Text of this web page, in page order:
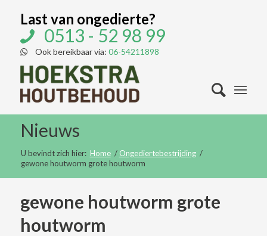
Last van ongedierte?
0513 - 52 98 99
Ook bereikbaar via: 06-54211898
Nieuws
U bevindt zich hier: Home / Ongediertebestrijding /
gewone houtworm grote houtworm
gewone houtworm grote
houtworm